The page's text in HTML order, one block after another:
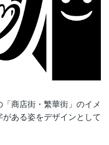
商店街・繁華街」のイメ
ある姿をデザインとして